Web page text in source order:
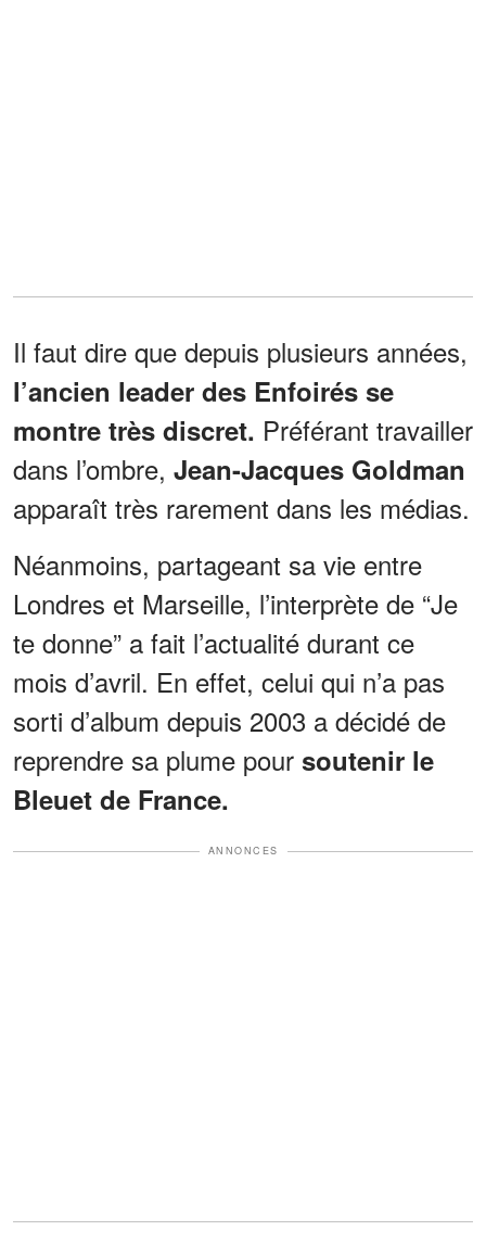
Il faut dire que depuis plusieurs années,
l’ancien leader des Enfoirés se
montre très discret. Préférant travailler
dans l’ombre, Jean-Jacques Goldman
apparaît très rarement dans les médias.
Néanmoins, partageant sa vie entre
Londres et Marseille, l’interprète de “Je
te donne” a fait l’actualité durant ce
mois d’avril. En effet, celui qui n’a pas
sorti d’album depuis 2003 a décidé de
reprendre sa plume pour soutenir le
Bleuet de France.
ANNONCES